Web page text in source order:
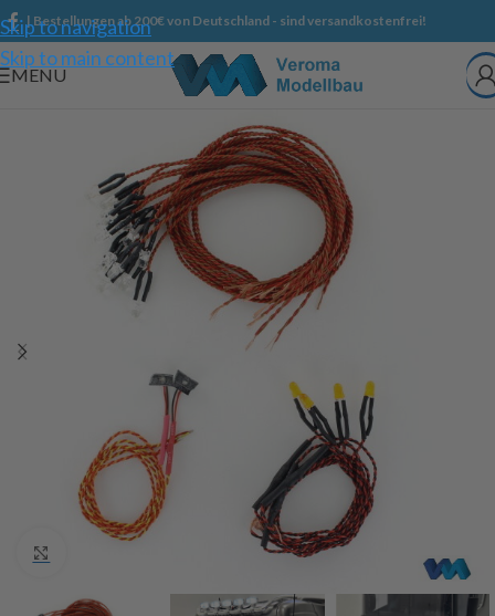
Skip to navigation
Skip to main content
| Bestellungen ab 200€ von Deutschland - sind versandkostenfrei!
MENU